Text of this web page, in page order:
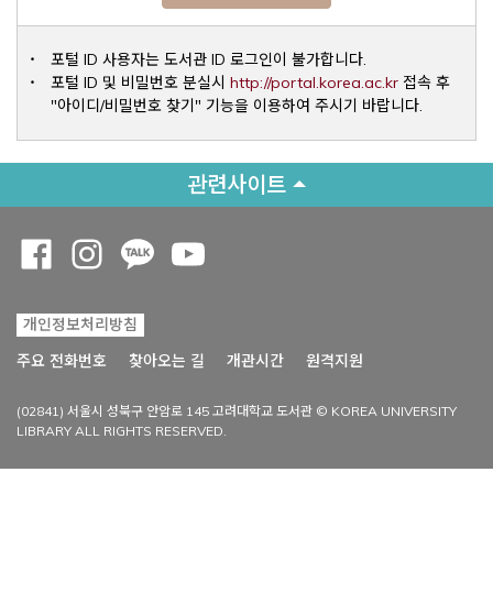
포털 ID 사용자는 도서관 ID 로그인이 불가합니다.
포털 ID 및 비밀번호 분실시 http://portal.korea.ac.krOpens a
접속 후
"아이디/비밀번호 찾기" 기능을 이용하여 주시기 바랍니다.
관련사이트
개인정보처리방침
주요 전화번호
찾아오는 길 개관시간 원격지원
(02841) 서울시 성북구 안암로 145 고려대학교 도서관 © KOREA UNIVERSITY
LIBRARY ALL RIGHTS RESERVED.
Opens a new window
Opens a new window
Opens a new window